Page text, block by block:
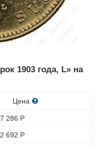
1903 года, L» на
Цена
286 Р
692 Р